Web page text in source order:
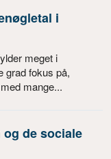
i
meget i
grad fokus på,
mange...
de sociale